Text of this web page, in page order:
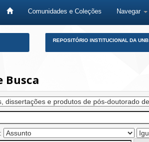
Comunidades e Coleções Navegar
REPOSITÓRIO INSTITUCIONAL DA UNB
Busca